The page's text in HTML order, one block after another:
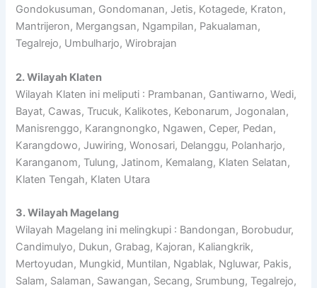
Gondokusuman, Gondomanan, Jetis, Kotagede, Kraton,
Mantrijeron, Mergangsan, Ngampilan, Pakualaman,
Tegalrejo, Umbulharjo, Wirobrajan
2. Wilayah Klaten
Wilayah Klaten ini meliputi : Prambanan, Gantiwarno, Wedi,
Bayat, Cawas, Trucuk, Kalikotes, Kebonarum, Jogonalan,
Manisrenggo, Karangnongko, Ngawen, Ceper, Pedan,
Karangdowo, Juwiring, Wonosari, Delanggu, Polanharjo,
Karanganom, Tulung, Jatinom, Kemalang, Klaten Selatan,
Klaten Tengah, Klaten Utara
3. Wilayah Magelang
Wilayah Magelang ini melingkupi : Bandongan, Borobudur,
Candimulyo, Dukun, Grabag, Kajoran, Kaliangkrik,
Mertoyudan, Mungkid, Muntilan, Ngablak, Ngluwar, Pakis,
Salam, Salaman, Sawangan, Secang, Srumbung, Tegalrejo,